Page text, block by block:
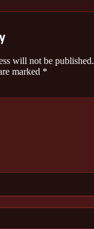
will not be published.
marked *